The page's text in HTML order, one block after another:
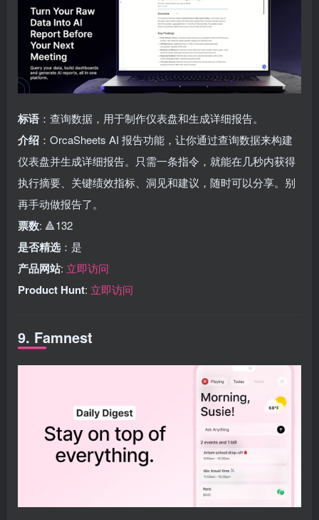
标语 ：查询数据，用于制作仪表盘和生成详细报告。
介绍 ：OrcaSheets AI 报告功能，让你通过查询数据来构建
仪表盘并生成详细报告。只需一条指令，就能在几秒内获得
执行摘要、关键绩效指标、洞见和建议，随时可以分享。别
再手动做报告了。
票数: 🔺132
是否精选 ：是
产品网站: 立即访问
Product Hunt: 立即访问
9. Famnest